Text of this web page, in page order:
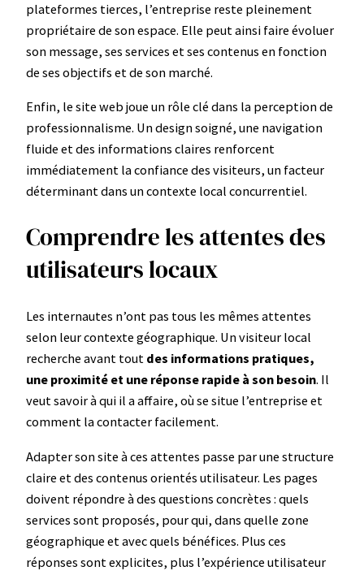
plateformes tierces, l’entreprise reste pleinement
propriétaire de son espace. Elle peut ainsi faire évoluer
son message, ses services et ses contenus en fonction
de ses objectifs et de son marché.
Enfin, le site web joue un rôle clé dans la perception de
professionnalisme. Un design soigné, une navigation
fluide et des informations claires renforcent
immédiatement la confiance des visiteurs, un facteur
déterminant dans un contexte local concurrentiel.
Comprendre les attentes des
utilisateurs locaux
Les internautes n’ont pas tous les mêmes attentes
selon leur contexte géographique. Un visiteur local
recherche avant tout des informations pratiques,
une proximité et une réponse rapide à son besoin. Il
veut savoir à qui il a affaire, où se situe l’entreprise et
comment la contacter facilement.
Adapter son site à ces attentes passe par une structure
claire et des contenus orientés utilisateur. Les pages
doivent répondre à des questions concrètes : quels
services sont proposés, pour qui, dans quelle zone
géographique et avec quels bénéfices. Plus ces
réponses sont explicites, plus l’expérience utilisateur